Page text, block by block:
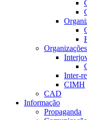
Inter-
CIMH
CAD
Informação
Propaganda